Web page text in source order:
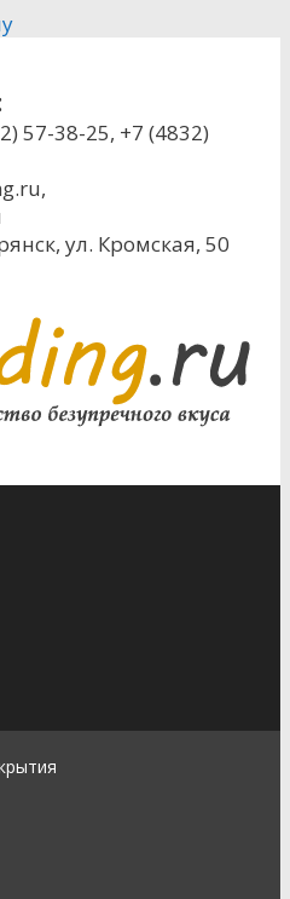
57-38-25, +7 (4832)
,
ул. Кромская, 50